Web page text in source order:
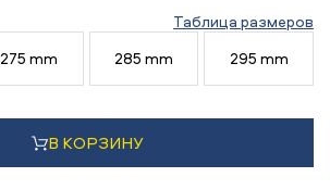
Таблица размеров
275 mm 285 mm 295 mm
В КОРЗИНУ